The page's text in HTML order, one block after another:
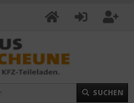
SUCHEN